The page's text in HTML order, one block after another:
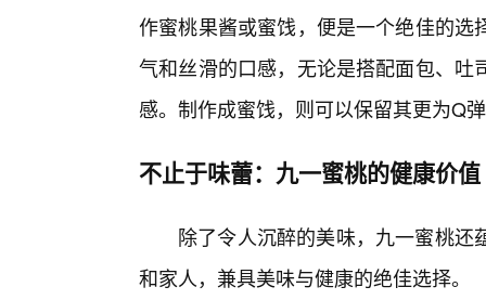
作蜜桃果酱或蜜饯，便是一个绝佳的
气和丝滑的口感，无论是搭配面包、
感。制作成蜜饯，则可以保留其更为Q
不止于味蕾：九一蜜桃的健康价值
除了令人沉醉的美味，九一蜜桃
和家人，兼具美味与健康的绝佳选择。